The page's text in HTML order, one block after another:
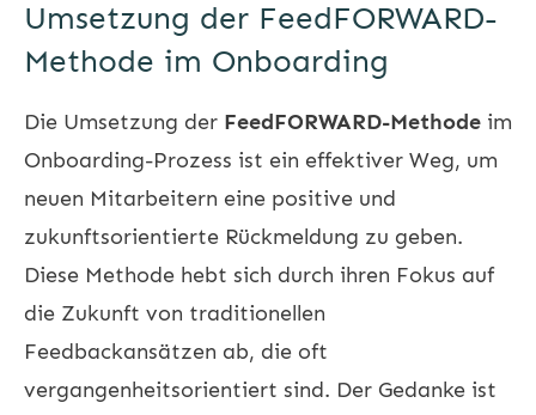
Umsetzung der FeedFORWARD-
Methode im Onboarding
Die Umsetzung der FeedFORWARD-Methode im
Onboarding-Prozess ist ein effektiver Weg, um
neuen Mitarbeitern eine positive und
zukunftsorientierte Rückmeldung zu geben.
Diese Methode hebt sich durch ihren Fokus auf
die Zukunft von traditionellen
Feedbackansätzen ab, die oft
vergangenheitsorientiert sind. Der Gedanke ist